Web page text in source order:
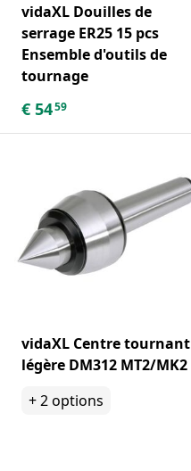
vidaXL Douilles de
serrage ER25 15 pcs
Ensemble d'outils de
tournage
€ 5459
vidaXL Centre tournant
légère DM312 MT2/MK2
+2options